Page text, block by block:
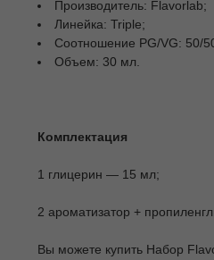
Производитель: Flavorlab;
Линейка: Triple;
Соотношение PG/VG: 50/
Объем: 30 мл.
Комплектация
1 глицерин — 15 мл;
2 ароматизатор +
Вы можете купить Набор